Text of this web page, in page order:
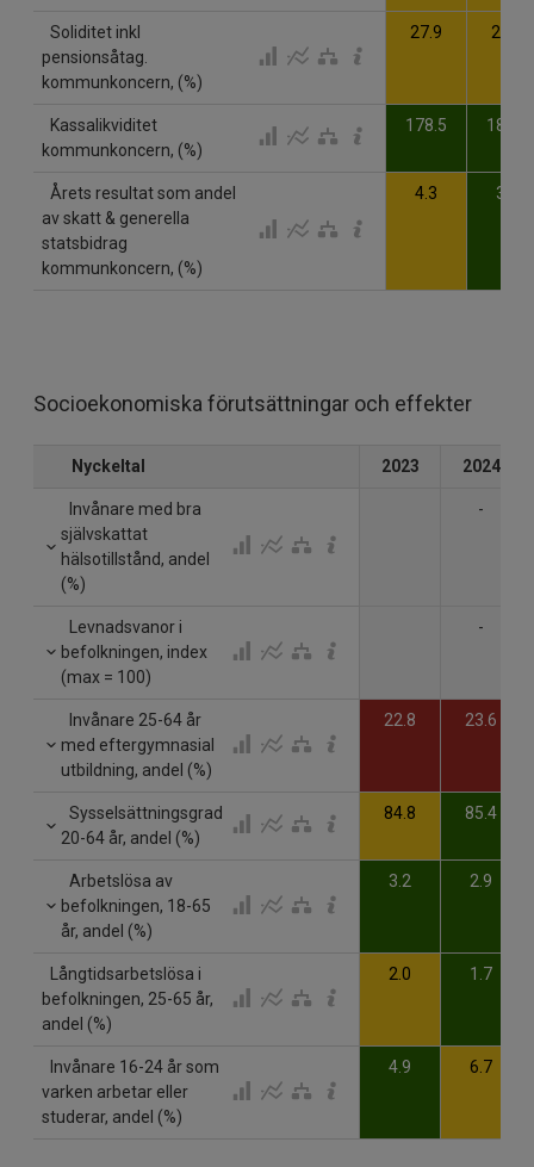
Soliditet inkl
pensionsåtag.
kommunkoncern, (%)
27.9 29.1
Kassalikviditet
kommunkoncern, (%)
178.5 185.2
Årets resultat som andel
av skatt & generella
statsbidrag
kommunkoncern, (%)
4.3 3.3
Socioekonomiska förutsättningar och effekter
Nyckeltal 2023 2024
Invånare med bra
självskattat
hälsotillstånd, andel
(%)
-
Levnadsvanor i
befolkningen, index
(max = 100)
-
Invånare 25-64 år
med eftergymnasial
utbildning, andel (%)
22.8 23.6
Sysselsättningsgrad
20-64 år, andel (%)
84.8 85.4
Arbetslösa av
befolkningen, 18-65
år, andel (%)
3.2 2.9
Långtidsarbetslösa i
befolkningen, 25-65 år,
andel (%)
2.0 1.7
Invånare 16-24 år som
varken arbetar eller
studerar, andel (%)
4.9 6.7